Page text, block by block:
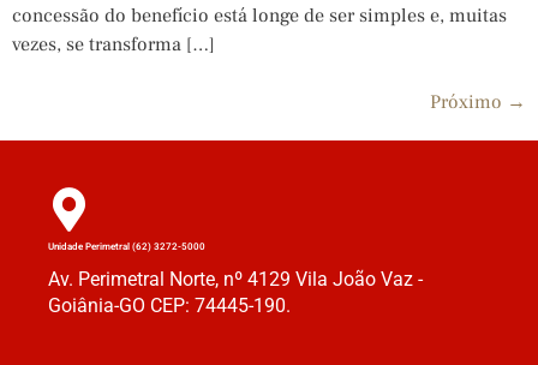
concessão do benefício está longe de ser simples e, muitas
vezes, se transforma […]
Próximo →
Unidade Perimetral (62) 3272-5000
Av. Perimetral Norte, nº 4129 Vila João Vaz -
Goiânia-GO CEP: 74445-190.